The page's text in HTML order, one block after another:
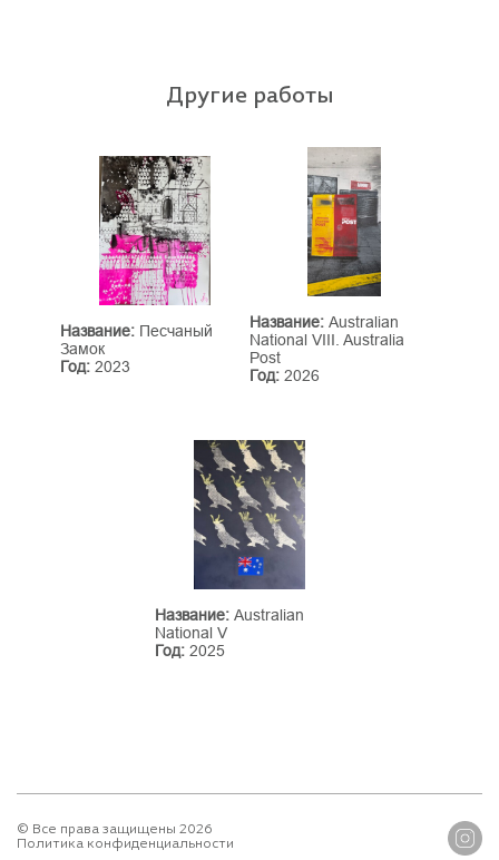
Другие работы
Название: Песчаный
Замок
Год: 2023
Название: Australian
National VIII. Australia
Post
Год: 2026
Название: Australian
National V
Год: 2025
© Все права защищены 2026
Политика конфиденциальности